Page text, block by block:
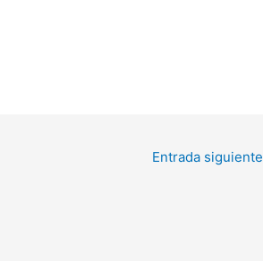
Entrada siguiente